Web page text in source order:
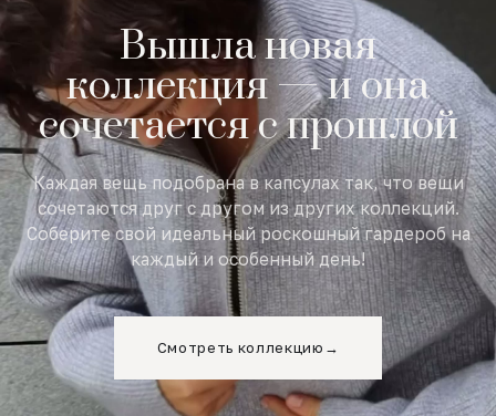
Вышла новая
коллекция — и она
сочетается с прошлой
Каждая вещь подобрана в капсулах так, что вещи
сочетаются друг с другом из других коллекций.
Соберите свой идеальный роскошный гардероб на
каждый и особенный день!
Смотреть коллекцию →